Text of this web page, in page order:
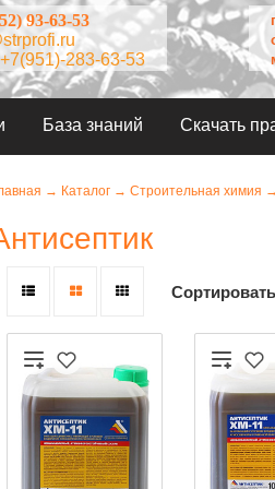
93-63-53
283-63-53
База знаний Скачать
→ Каталог → Строительная химия →